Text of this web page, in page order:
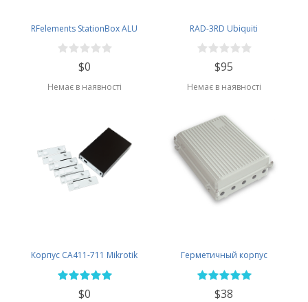
RFelements StationBox ALU
$0
Немає в наявності
RAD-3RD Ubiquiti
$95
Немає в наявності
Корпус CA411-711 Mikrotik
$0
Герметичный корпус
$38